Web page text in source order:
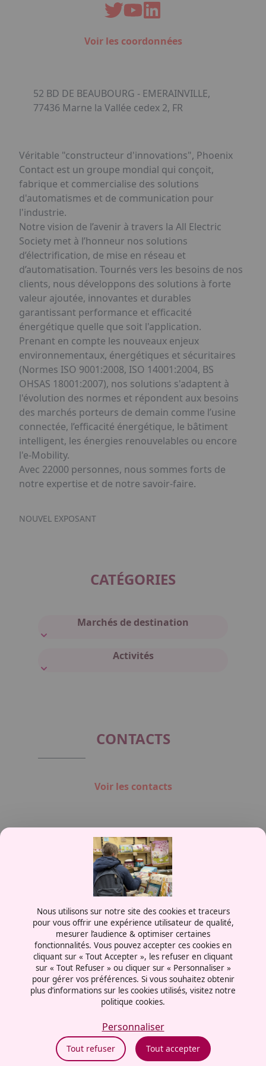
Voir les coordonnées
52 BD DE BEAUBOURG - EMERAINVILLE,
77436 Marne la Vallée cedex 2, FR
Véritable "constructeur d'innovations", Phoenix
Contact est un groupe mondial qui conçoit,
fabrique et commercialise des solutions
d'automatismes et de communication pour
l'industrie.
Notre vision de l’avenir à travers la All Electric
Society met à l’honneur nos solutions
d’électrification, de mise en réseau et
d’automatisation. Tournés vers les besoins de nos
clients, nous développons des solutions à forte
valeur ajoutée, innovantes et durables
garantissant performance et efficacité
énergétique quelle que soit l'application.
Prenant en compte les nouveaux enjeux
environnementaux, énergétiques et sécuritaires
(Normes ISO 9001:2008, ISO 14001:2004, BS
OHSAS 18001:2007), nos solutions s'adaptent à
l'évolution des normes et répondent aux besoins
des marchés porteurs de demain comme l’usine
connectée, l’efficacité énergétique, le bâtiment
intelligent, les énergies renouvelables ou encore
l'e-Mobility.
Avec 22000 personnes, nous sommes forts de
notre expertise et de notre savoir-faire.
NOUVEL EXPOSANT
CATÉGORIES
Marchés de destination
Activités
CONTACTS
Voir les contacts
0387556600
Rue de la Grange aux Bois
57070 - Metz
France
Politiques de confidentialité
Nous utilisons sur notre site des cookies et traceurs
pour vous offrir une expérience utilisateur de qualité,
mesurer l’audience & optimiser certaines
fonctionnalités. Vous pouvez accepter ces cookies en
cliquant sur « Tout Accepter », les refuser en cliquant
sur « Tout Refuser » ou cliquer sur « Personnaliser »
pour gérer vos préférences. Si vous souhaitez obtenir
plus d’informations sur les cookies utilisés, visitez notre
politique cookies.
Tout accepter
Tout refuser
Personnaliser